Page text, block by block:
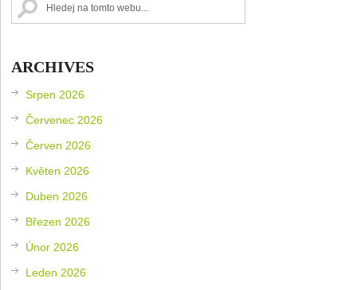
ARCHIVES
Srpen 2026
Červenec 2026
Červen 2026
Květen 2026
Duben 2026
Březen 2026
Únor 2026
Leden 2026